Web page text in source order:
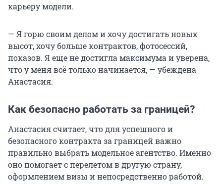
карьеру модели.
— Я горю своим делом и хочу достигать новых
высот, хочу больше контрактов, фотосессий,
показов. Я еще не достигла максимума и уверена,
что у меня всё только начинается, — убеждена
Анастасия.
Как безопасно работать за границей?
Анастасия считает, что для успешного и
безопасного контракта за границей важно
правильно выбрать модельное агентство. Именно
оно помогает с перелетом в другую страну,
оформлением визы и непосредственно работой.